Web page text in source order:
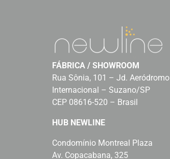
FÁBRICA / SHOWROOM
Rua Sônia, 101 – Jd. Aeródromo
Internacional – Suzano/SP
CEP 08616-520 – Brasil
HUB NEWLINE
Condomínio Montreal Plaza
Av. Copacabana, 325